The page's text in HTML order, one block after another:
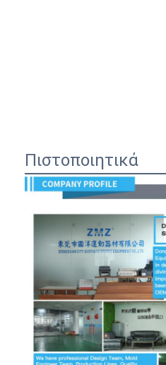
Πιστοποιητικά